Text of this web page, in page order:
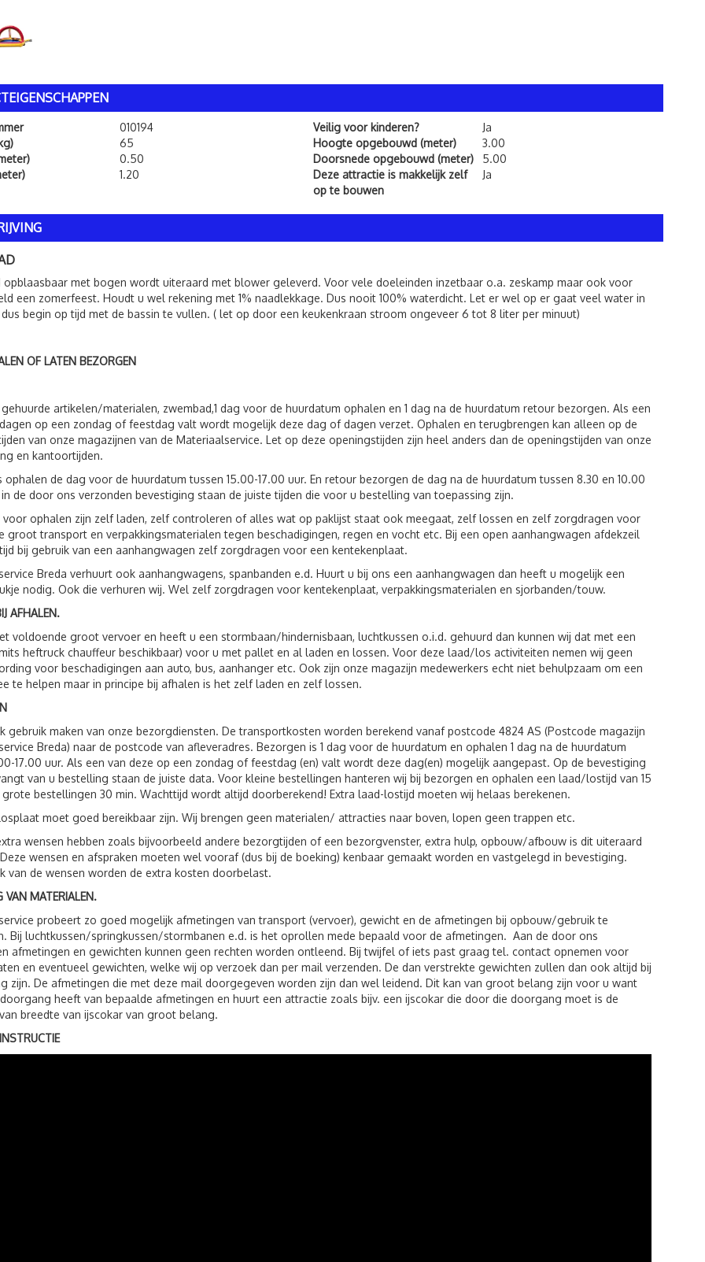
010194
65
0.50
1.20
Veilig voor kinderen?
Ja
Hoogte opgebouwd (meter)
3.00
Doorsnede opgebouwd (meter)
5.00
Deze attractie is makkelijk zelf
op te bouwen
Ja
opblaasbaar met bogen wordt uiteraard met blower geleverd. Voor vele doeleinden inzetbaar o.a. zeskamp maar ook voor
een zomerfeest. Houdt u wel rekening met 1% naadlekkage. Dus nooit 100% waterdicht. Let er wel op er gaat veel water in
dus begin op tijd met de bassin te vullen. ( let op door een keukenkraan stroom ongeveer 6 tot 8 liter per minuut)
OF LATEN BEZORGEN
artikelen/materialen, zwembad,1 dag voor de huurdatum ophalen en 1 dag na de huurdatum retour bezorgen. Als een
op een zondag of feestdag valt wordt mogelijk deze dag of dagen verzet. Ophalen en terugbrengen kan alleen op de
van onze magazijnen van de Materiaalservice. Let op deze openingstijden zijn heel anders dan de openingstijden van onze
en kantoortijden.
ophalen de dag voor de huurdatum tussen 15.00-17.00 uur. En retour bezorgen de dag na de huurdatum tussen 8.30 en 10.00
de door ons verzonden bevestiging staan de juiste tijden die voor u bestelling van toepassing zijn.
voor ophalen zijn zelf laden, zelf controleren of alles wat op paklijst staat ook meegaat, zelf lossen en zelf zorgdragen voor
groot transport en verpakkingsmaterialen tegen beschadigingen, regen en vocht etc. Bij een open aanhangwagen afdekzeil
bij gebruik van een aanhangwagen zelf zorgdragen voor een kentekenplaat.
Breda verhuurt ook aanhangwagens, spanbanden e.d. Huurt u bij ons een aanhangwagen dan heeft u mogelijk een
nodig. Ook die verhuren wij. Wel zelf zorgdragen voor kentekenplaat, verpakkingsmaterialen en sjorbanden/touw.
AFHALEN.
voldoende groot vervoer en heeft u een stormbaan/hindernisbaan, luchtkussen o.i.d. gehuurd dan kunnen wij dat met een
heftruck chauffeur beschikbaar) voor u met pallet en al laden en lossen. Voor deze laad/los activiteiten nemen wij geen
voor beschadigingen aan auto, bus, aanhanger etc. Ook zijn onze magazijn medewerkers echt niet behulpzaam om een
te helpen maar in principe bij afhalen is het zelf laden en zelf lossen.
gebruik maken van onze bezorgdiensten. De transportkosten worden berekend vanaf postcode 4824 AS (Postcode magazijn
Breda) naar de postcode van afleveradres. Bezorgen is 1 dag voor de huurdatum en ophalen 1 dag na de huurdatum
17.00 uur. Als een van deze op een zondag of feestdag (en) valt wordt deze dag(en) mogelijk aangepast. Op de bevestiging
van u bestelling staan de juiste data. Voor kleine bestellingen hanteren wij bij bezorgen en ophalen een laad/lostijd van 15
grote bestellingen 30 min. Wachttijd wordt altijd doorberekend! Extra laad-lostijd moeten wij helaas berekenen.
moet goed bereikbaar zijn. Wij brengen geen materialen/ attracties naar boven, lopen geen trappen etc.
wensen hebben zoals bijvoorbeeld andere bezorgtijden of een bezorgvenster, extra hulp, opbouw/afbouw is dit uiteraard
wensen en afspraken moeten wel vooraf (dus bij de boeking) kenbaar gemaakt worden en vastgelegd in bevestiging.
van de wensen worden de extra kosten doorbelast.
VAN MATERIALEN.
probeert zo goed mogelijk afmetingen van transport (vervoer), gewicht en de afmetingen bij opbouw/gebruik te
Bij luchtkussen/springkussen/stormbanen e.d. is het oprollen mede bepaald voor de afmetingen. Aan de door ons
afmetingen en gewichten kunnen geen rechten worden ontleend. Bij twijfel of iets past graag tel. contact opnemen voor
en eventueel gewichten, welke wij op verzoek dan per mail verzenden. De dan verstrekte gewichten zullen dan ook altijd bij
zijn. De afmetingen die met deze mail doorgegeven worden zijn dan wel leidend. Dit kan van groot belang zijn voor u want
heeft van bepaalde afmetingen en huurt een attractie zoals bijv. een ijscokar die door die doorgang moet is de
breedte van ijscokar van groot belang.